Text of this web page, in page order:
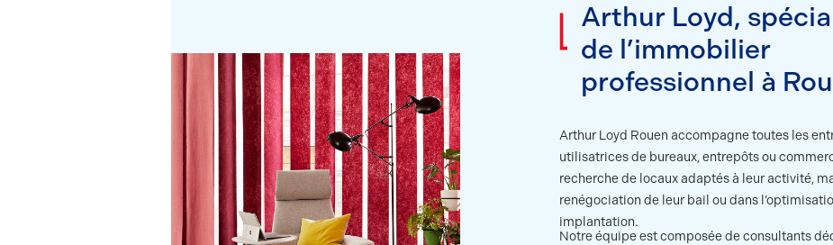
Arthur Loyd,
de l’immobilier
professionnel à
Arthur Loyd Rouen accompagne toutes les
utilisatrices de bureaux, entrepôts ou
recherche de locaux adaptés à leur activité,
renégociation de leur bail ou dans
implantation.
Notre équipe est composée de consultants